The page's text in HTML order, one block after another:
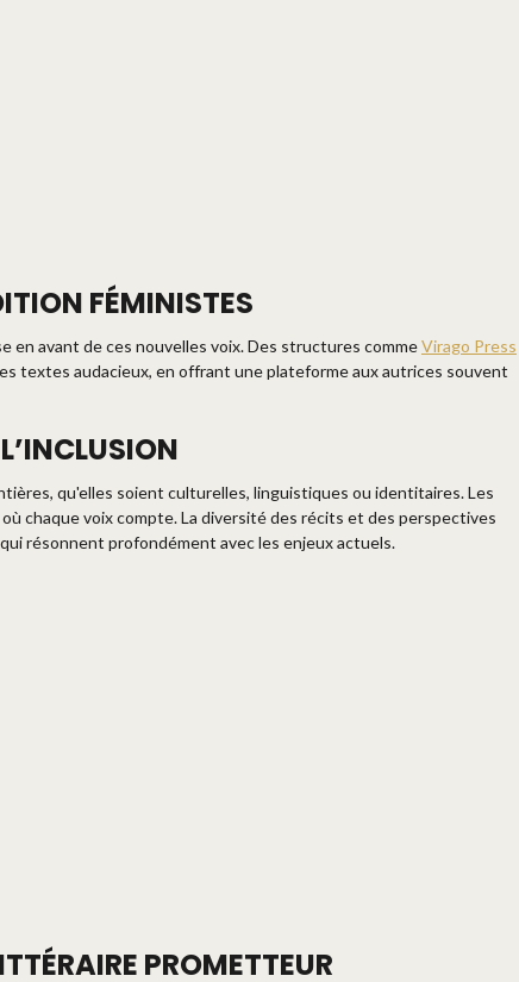
FÉMINISTES
en avant de ces nouvelles voix. Des structures commeVirago Press
textes audacieux, en offrant une plateforme aux autrices souvent
qu'elles soient culturelles, linguistiques ou identitaires. Les
chaque voix compte. La diversité des récits et des perspectives
résonnent profondément avec les enjeux actuels.
PROMETTEUR